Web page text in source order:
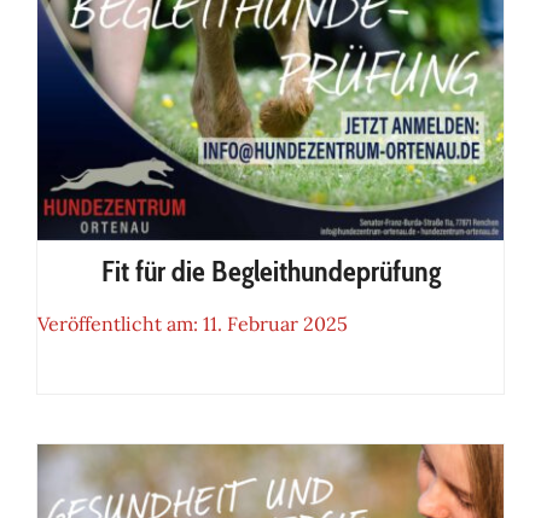
Fit für die Begleithundeprüfung
Fit für die Begleithundeprüfung
Veröffentlicht am: 11. Februar 2025